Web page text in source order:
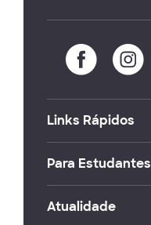
Links Rápidos
Para Estudantes
Atualidade